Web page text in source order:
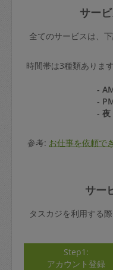
サー
全てのサービスは、
時間帯は3種類ありま
-
-
- 夜
参考: お仕事を依頼で
サー
タスカジを利用する
Step1:
アカウント登録